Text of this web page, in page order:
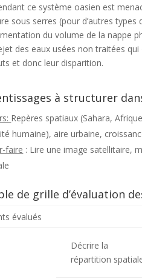
ce système oasien est
sous serres (pour d’autres
du volume de la nappe
des eaux usées non traitées
et donc leur disparition.
à structurer
Repères spatiaux (Sahara,
humaine), aire urbaine,
faire : Lire une image satellitaire,
de grille d’évaluation
évalués
Décrire la
répartition